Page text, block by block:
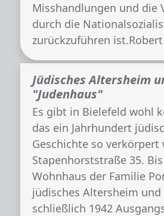
Misshandlungen und die
durch die
zurückzuführen
Jüdisches Altersheim
"Judenhaus"
Es gibt in Bielefeld wohl
das ein Jahrhundert
Geschichte so verkörpert
Stapenhorststraße 35.
Wohnhaus der Familie
jüdisches Altersheim und
schließlich 1942